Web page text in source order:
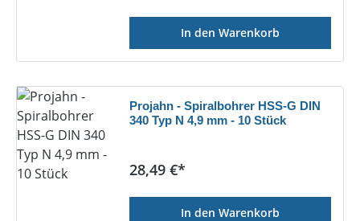
In den Warenkorb
Projahn - Spiralbohrer HSS-G DIN
340 Typ N 4,9 mm - 10 Stück
Regulärer Preis:
28,49 €*
In den Warenkorb